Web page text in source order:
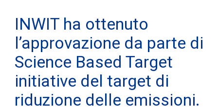
INWIT ha ottenuto
l’approvazione da parte di
Science Based Target
initiative del target di
riduzione delle emissioni.